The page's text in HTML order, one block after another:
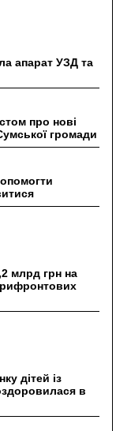
апарат УЗД та
про нові
громади
млрд грн на
дітей із
в